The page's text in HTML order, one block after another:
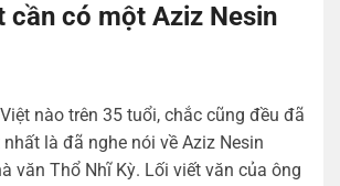
cần có một Aziz Nesin
nào trên 35 tuổi, chắc cũng đều đã
là đã nghe nói về Aziz Nesin
văn Thổ Nhĩ Kỳ. Lối viết văn của ông